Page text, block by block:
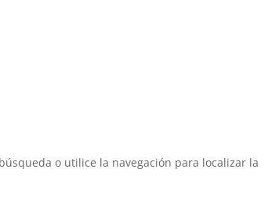
o utilice la navegación para localizar la